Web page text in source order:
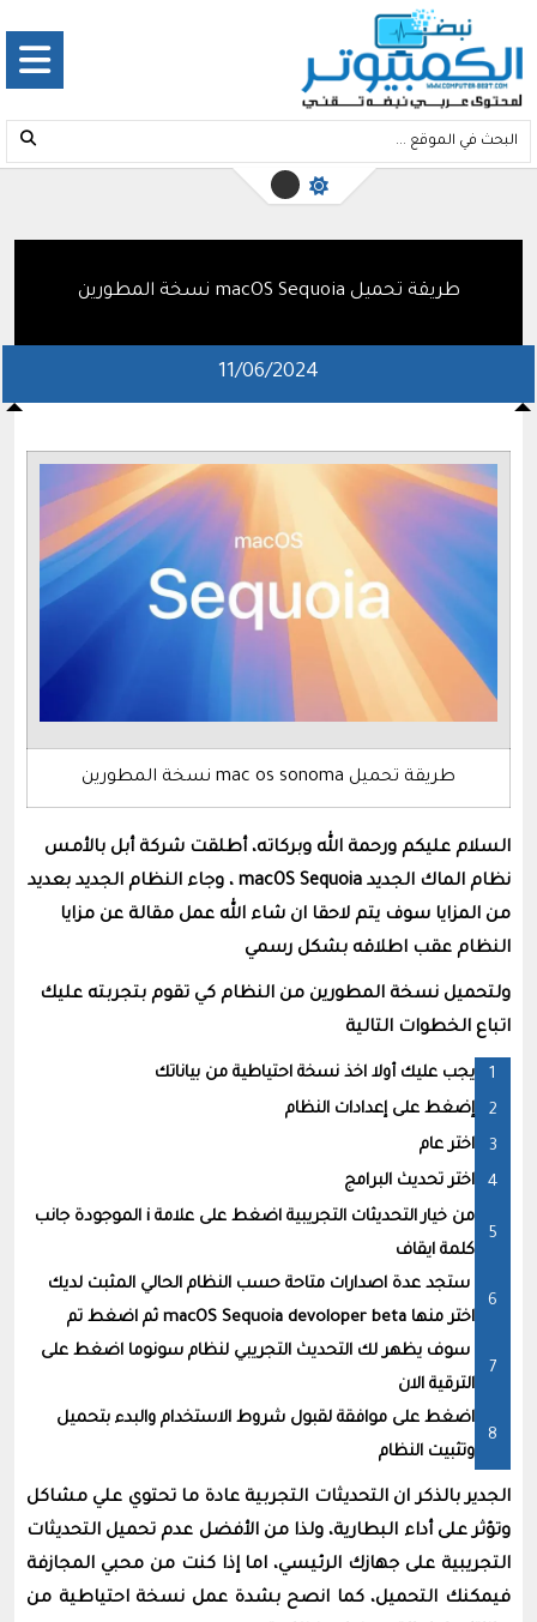
طريقة تحميل macOS Sequoia نسخة المطورين
11/06/2024
طريقة تحميل mac os sonoma نسخة المطورين
السلام عليكم ورحمة الله وبركاته، أطلقت شركة أبل بالأمس
نظام الماك الجديد macOS Sequoia ، وجاء النظام الجديد بعديد
من المزايا سوف يتم لاحقا ان شاء الله عمل مقالة عن مزايا
النظام عقب اطلاقه بشكل رسمي
ولتحميل نسخة المطورين من النظام كي تقوم بتجربته عليك
اتباع الخطوات التالية
يجب عليك أولا اخذ نسخة احتياطية من بياناتك
إضغط على إعدادات النظام
اختر عام
اختر تحديث البرامج
من خيار التحديثات التجريبية اضغط على علامة i الموجودة جانب
كلمة ايقاف
ستجد عدة اصدارات متاحة حسب النظام الحالي المثبت لديك
اختر منها macOS Sequoia devoloper beta ثم اضغط تم
سوف يظهر لك التحديث التجريبي لنظام سونوما اضغط على
الترقية الان
اضغط على موافقة لقبول شروط الاستخدام والبدء بتحميل
وتثبيت النظام
الجدير بالذكر ان التحديثات التجربية عادة ما تحتوي علي مشاكل
وتؤثر على أداء البطارية، ولذا من الأفضل عدم تحميل التحديثات
التجريبية على جهازك الرئيسي، اما إذا كنت من محبي المجازفة
فيمكنك التحميل، كما انصح بشدة عمل نسخة احتياطية من